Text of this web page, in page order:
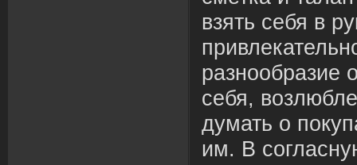
взять себя в
разнообразие
себя,
думать о
им. В